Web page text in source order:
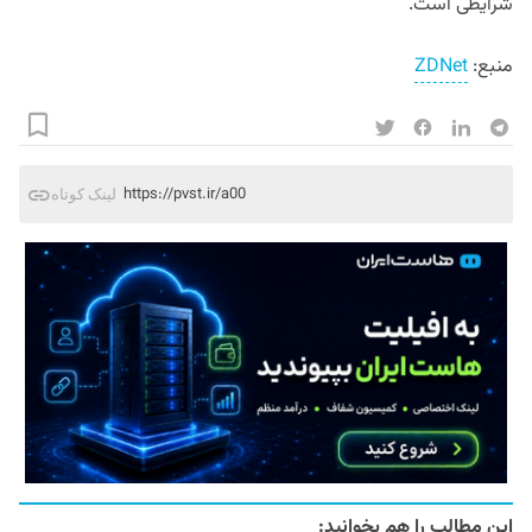
منبع: ZDNet
لینک کوتاه https://pvst.ir/a00